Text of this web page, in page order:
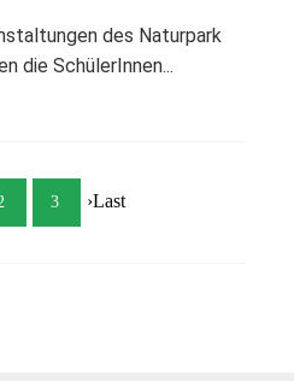
des Naturpark
die SchülerInnen...
3 ›Last